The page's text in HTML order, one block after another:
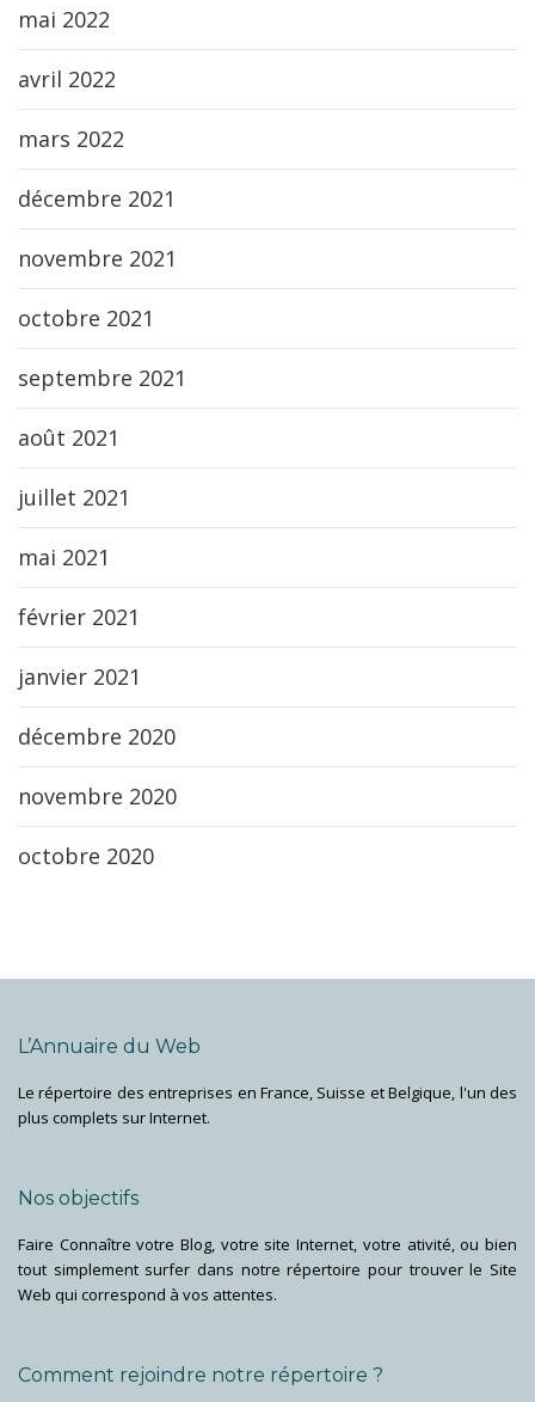
mai 2022
avril 2022
mars 2022
décembre 2021
novembre 2021
octobre 2021
septembre 2021
août 2021
juillet 2021
mai 2021
février 2021
janvier 2021
décembre 2020
novembre 2020
octobre 2020
L’Annuaire du Web
Le répertoire des entreprises en France, Suisse et Belgique, l'un des
plus complets sur Internet.
Nos objectifs
Faire Connaître votre Blog, votre site Internet, votre ativité, ou bien
tout simplement surfer dans notre répertoire pour trouver le Site
Web qui correspond à vos attentes.
Comment rejoindre notre répertoire ?